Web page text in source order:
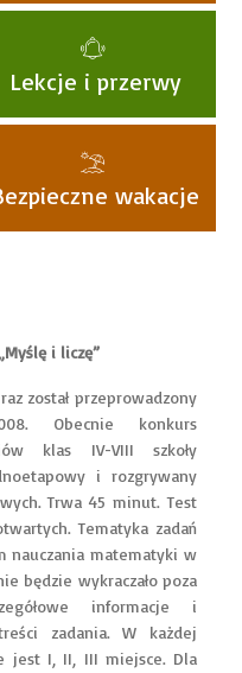
Lekcje i przerwy
wakacje
i liczę”
został przeprowadzony
Obecnie konkurs
klas IV-VIII szkoły
i rozgrywany
Trwa 45 minut. Test
Tematyka zadań
nauczania matematyki w
będzie wykraczało poza
informacje i
zadania. W każdej
jest I, II, III miejsce. Dla